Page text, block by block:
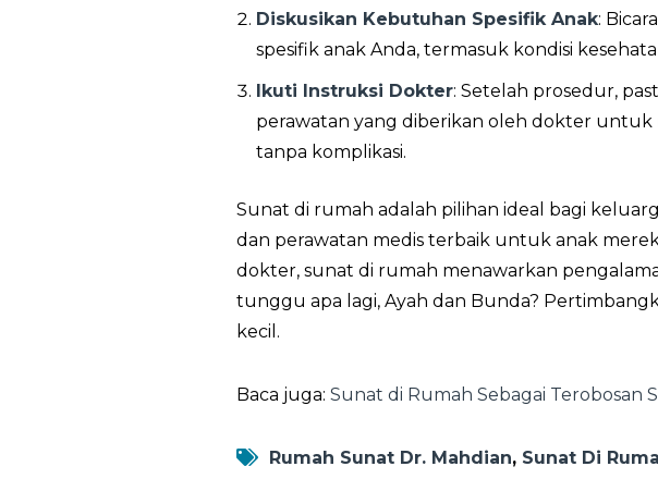
Diskusikan Kebutuhan Spesifik Anak:
spesifik anak Anda, termasuk kondisi
Ikuti Instruksi Dokter: Setelah prosedur,
perawatan yang diberikan oleh dokter
tanpa komplikasi.
Sunat di rumah adalah pilihan ideal bagi
dan perawatan medis terbaik untuk anak
dokter, sunat di rumah menawarkan
tunggu apa lagi, Ayah dan Bunda?
kecil.
Baca juga: Sunat di Rumah Sebagai Terobosan
Rumah Sunat Dr. Mahdian, Sunat Di